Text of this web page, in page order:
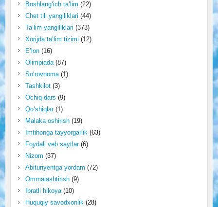
Boshlang‘ich ta’lim (22)
Chet tili yangiliklari (44)
Ta’lim yangiliklari (373)
Xorijda ta’lim tizimi (12)
E’lon(16)
Olimpiada(87)
So‘rovnoma(1)
Tashkilot(3)
Ochiq dars (9)
Qo‘shiqlar(1)
Malaka oshirish(19)
Imtihonga tayyorgarlik(63)
Foydali veb saytlar(6)
Nizom (37)
Abituriyentga yordam (72)
Ommalashtirish(9)
Ibratli hikoya(10)
Huquqiy savodxonlik(28)